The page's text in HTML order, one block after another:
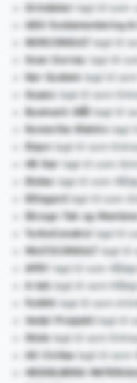
Grindaker
lagt til som
GEO fundamentering
NORCONSULT
lagt til
Scan Survey
lagt til
Rør System
lagt til
Gupex
lagt til som
Byemark Stål
lagt til
Romerike Elektro
lagt
Eiqon
lagt til som
HR Rør
lagt til som
Elotec
lagt til som
Ellingard
lagt til som
Ekrogn Tak og
TurboConstroi
lagt til
MULTICONSULT
lagt til
AFRY
lagt til som
A-lab
lagt til som
FxARK
lagt til som
Vedal Prosjekt
lagt til
Stole lagt til som
AS Civitas lagt til som
HEIDELBERG